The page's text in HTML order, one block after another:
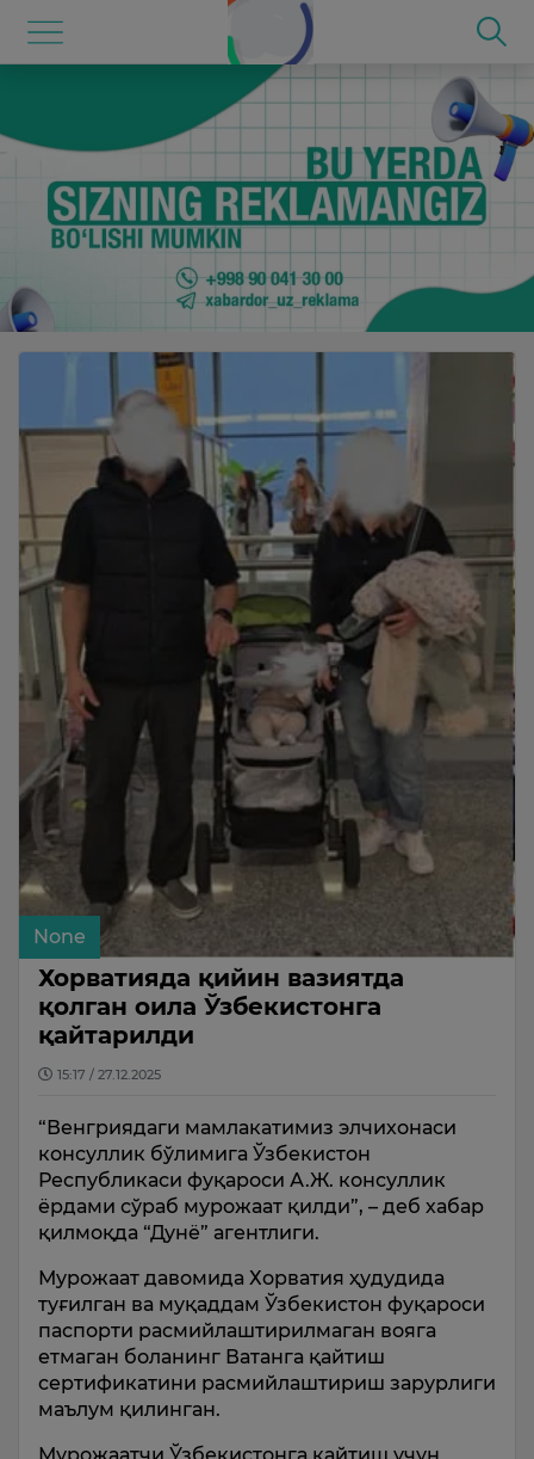
None
Хорватияда қийин вазиятда
қолган оила Ўзбекистонга
қайтарилди
15:17 / 27.12.2025
“Венгриядаги мамлакатимиз элчихонаси
консуллик бўлимига Ўзбекистон
Республикаси фуқароси А.Ж. консуллик
ёрдами сўраб мурожаат қилди”, – деб хабар
қилмоқда “Дунё” агентлиги.
Мурожаат давомида Хорватия ҳудудида
туғилган ва муқаддам Ўзбекистон фуқароси
паспорти расмийлаштирилмаган вояга
етмаган боланинг Ватанга қайтиш
сертификатини расмийлаштириш зарурлиги
маълум қилинган.